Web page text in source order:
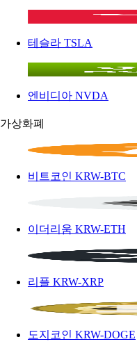
테슬라 TSLA
엔비디아 NVDA
가상화폐
비트코인 KRW-BTC
이더리움 KRW-ETH
리플 KRW-XRP
도지코인 KRW-DOGE